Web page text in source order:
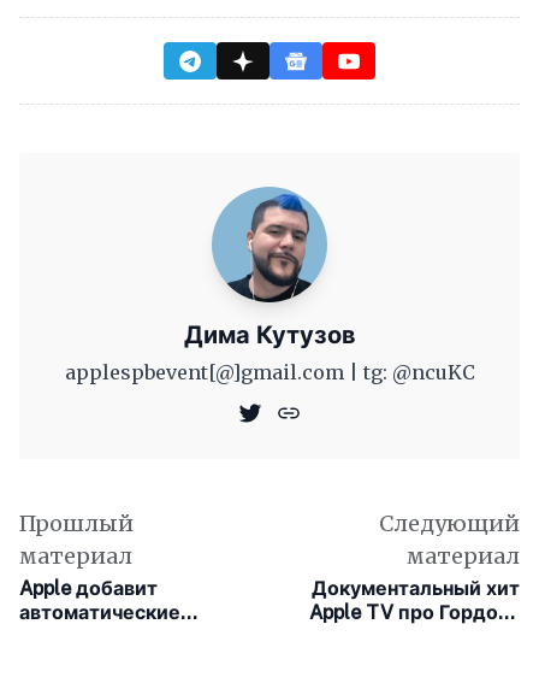
Дима Кутузов
applespbevent[@]gmail.com | tg: @ncuKC
Прошлый
материал
Apple добавит
автоматические
Следующий
материал
Документальный хит
Apple TV про Гордона